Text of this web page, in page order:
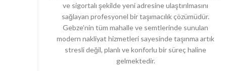
ve sigortalı şekilde yeni adresine ulaştırılmasını
sağlayan profesyonel bir taşımacılık çözümüdür.
Gebze’nin tüm mahalle ve semtlerinde sunulan
modern nakliyat hizmetleri sayesinde taşınma artık
stresli değil, planlı ve konforlu bir süreç haline
gelmektedir.